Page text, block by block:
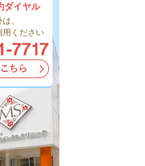
ダイヤル
、
用ください